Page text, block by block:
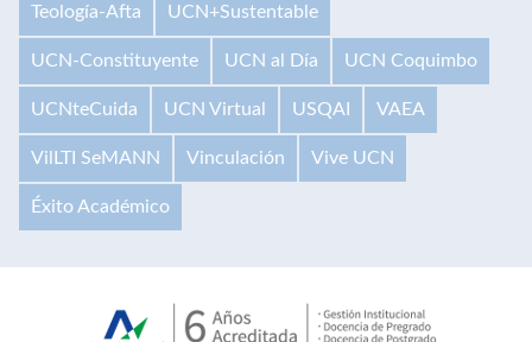
Teología-Afta UCN+Sustentable
UCN-Constituyente UCN al Día UCN Coquimbo
UCNteCuida UCN Virtual USQAI VAEA
VilLTI SeMANN Vinculación Vive UCN
Éxito Académico